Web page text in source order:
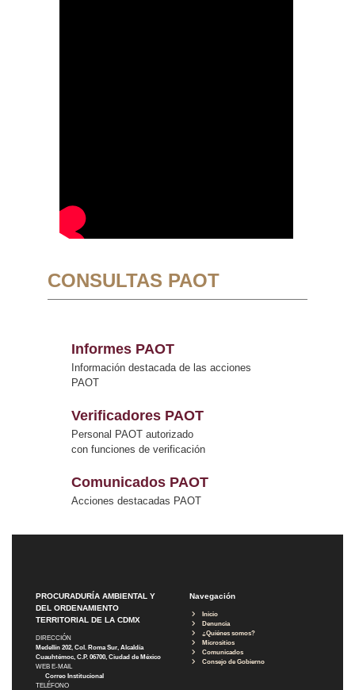
CONSULTAS PAOT
Informes PAOT
Información destacada de las acciones
PAOT
Verificadores PAOT
Personal PAOT autorizado
con funciones de verificación
Comunicados PAOT
Acciones destacadas PAOT
PROCURADURÍA AMBIENTAL Y
DEL ORDENAMIENTO
TERRITORIAL DE LA CDMX
DIRECCIÓN
Medellín 202, Col. Roma Sur, Alcaldía
Cuauhtémoc, C.P. 06700, Ciudad de México
WEB E-MAIL
Correo Institucional
TELÉFONO
Navegación
Inicio
Denuncia
¿Quiénes somos?
Micrositios
Comunicados
Consejo de Gobierno